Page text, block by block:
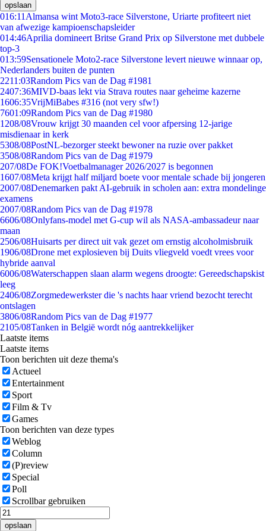
opslaan
016:11 Almansa wint Moto3-race Silverstone, Uriarte profiteert niet
van afwezige kampioenschapsleider
014:46Aprilia domineert Britse Grand Prix op Silverstone met dubbele
top-3
013:59Sensationele Moto2-race Silverstone levert nieuwe winnaar op,
Nederlanders buiten de punten
2211:03Random Pics van de Dag #1981
2407:36MIVD-baas lekt via Strava routes naar geheime kazerne
1606:35VrijMiBabes #316 (not very sfw!)
7601:09Random Pics van de Dag #1980
1208/08Vrouw krijgt 30 maanden cel voor afpersing 12-jarige
misdienaar in kerk
5308/08PostNL-bezorger steekt bewoner na ruzie over pakket
3508/08Random Pics van de Dag #1979
207/08De FOK!Voetbalmanager 2026/2027 is begonnen
1607/08Meta krijgt half miljard boete voor mentale schade bij jongeren
2007/08Denemarken pakt AI-gebruik in scholen aan: extra mondelinge
examens
2007/08Random Pics van de Dag #1978
6606/08Onlyfans-model met G-cup wil als NASA-ambassadeur naar
maan
2506/08Huisarts per direct uit vak gezet om ernstig alcoholmisbruik
1906/08Drone met explosieven bij Duits vliegveld voedt vrees voor
hybride aanval
6006/08Waterschappen slaan alarm wegens droogte: Gereedschapskist
leeg
2406/08Zorgmedewerkster die 's nachts haar vriend bezocht terecht
ontslagen
3806/08Random Pics van de Dag #1977
2105/08Tanken in België wordt nóg aantrekkelijker
Laatste items
Laatste items
Toon berichten uit deze thema's
Actueel
Entertainment
Sport
Film & Tv
Games
Toon berichten van deze types
Weblog
Column
(P)review
Special
Poll
Scrollbar gebruiken
opslaan